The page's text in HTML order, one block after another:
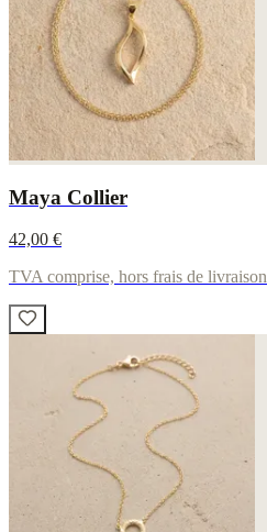
Maya Collier
42,00 €
TVA comprise, hors frais de livraison